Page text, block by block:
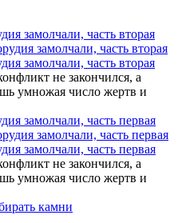
замолчали, часть вторая
замолчали, часть вторая
не закончился, а
умножая число жертв и
замолчали, часть первая
замолчали, часть первая
не закончился, а
умножая число жертв и
камни